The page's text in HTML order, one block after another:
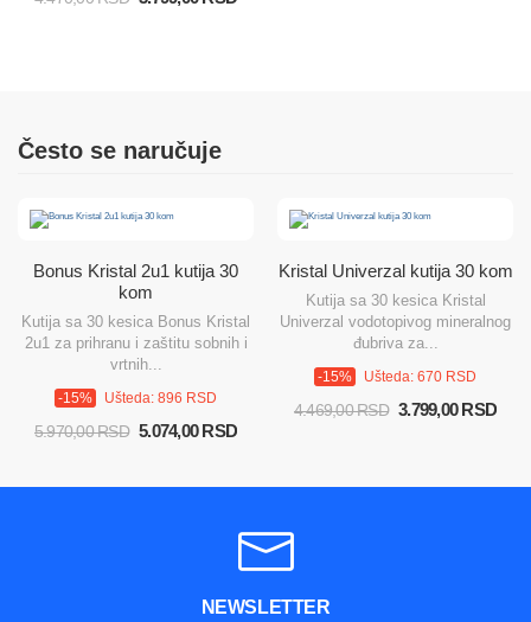
Često se naručuje
Bonus Kristal 2u1 kutija 30
kom
Kutija sa 30 kesica Bonus Kristal
2u1 za prihranu i zaštitu sobnih i
vrtnih...
-15% Ušteda: 896 RSD
5.970,00 RSD 5.074,00 RSD
Kristal Univerzal kutija 30 kom
Kutija sa 30 kesica Kristal
Univerzal vodotopivog mineralnog
đubriva za...
-15% Ušteda: 670 RSD
4.469,00 RSD 3.799,00 RSD
NEWSLETTER